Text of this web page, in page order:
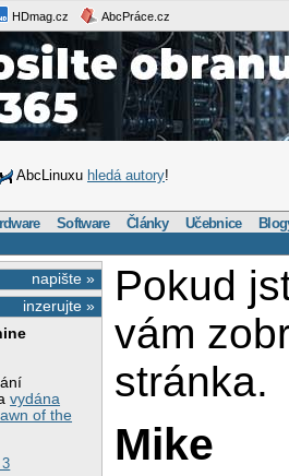
HDmag.cz AbcPráce.cz
AbcLinuxu hledá autory!
Software Články Učebnice
napište »
inzerujte »
vydána
of the
Pokud
vám
stránka.
Mike